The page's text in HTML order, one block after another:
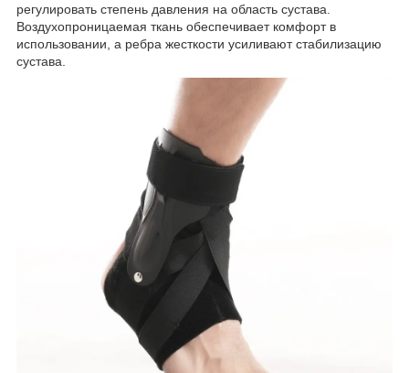
регулировать степень давления на область сустава.
Воздухопроницаемая ткань обеспечивает комфорт в
использовании, а ребра жесткости усиливают стабилизацию
сустава.